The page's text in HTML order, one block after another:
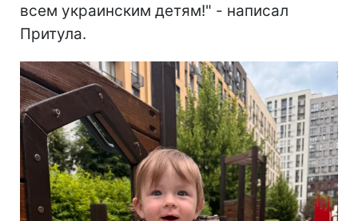
всем украинским детям!" - написал
Притула.